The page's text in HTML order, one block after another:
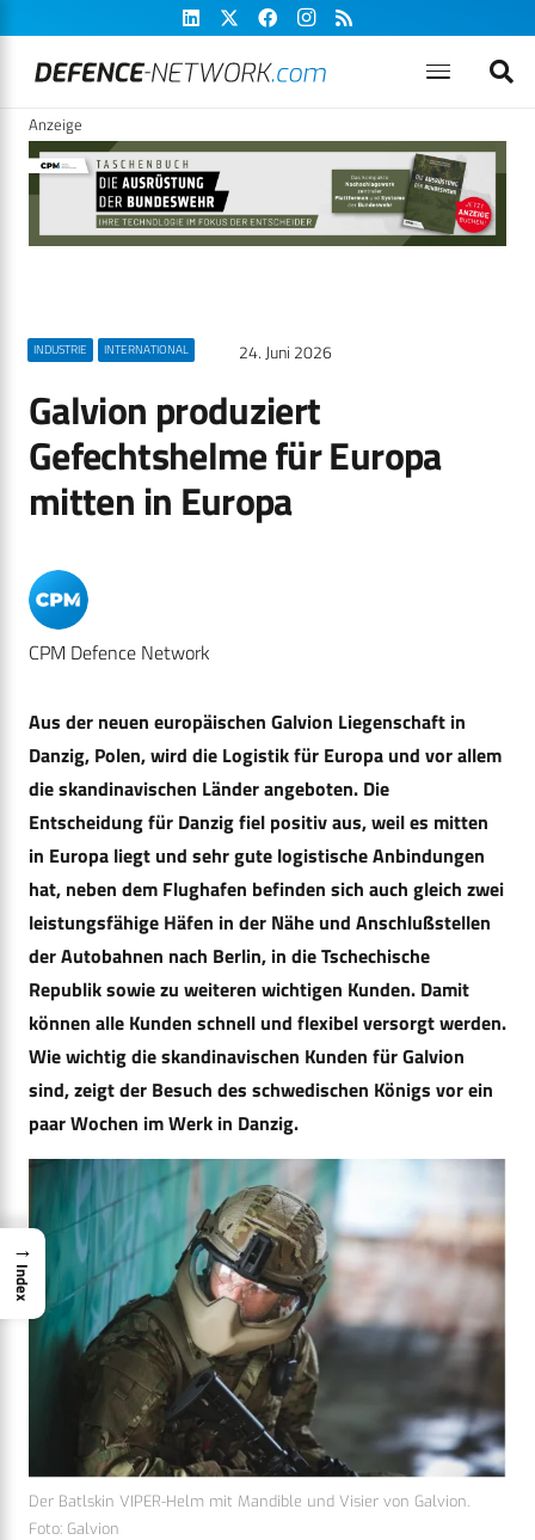
Anzeige
INDUSTRIE INTERNATIONAL 24. Juni 2026
Galvion produziert
Gefechtshelme für Europa
mitten in Europa
CPM Defence Network
Aus der neuen europäischen Galvion Liegenschaft in
Danzig, Polen, wird die Logistik für Europa und vor allem
die skandinavischen Länder angeboten. Die
Entscheidung für Danzig fiel positiv aus, weil es mitten
in Europa liegt und sehr gute logistische Anbindungen
hat, neben dem Flughafen befinden sich auch gleich zwei
leistungsfähige Häfen in der Nähe und Anschlußstellen
der Autobahnen nach Berlin, in die Tschechische
Republik sowie zu weiteren wichtigen Kunden. Damit
können alle Kunden schnell und flexibel versorgt werden.
Wie wichtig die skandinavischen Kunden für Galvion
sind, zeigt der Besuch des schwedischen Königs vor ein
paar Wochen im Werk in Danzig.
Der Batlskin VIPER-Helm mit Mandible und Visier von Galvion.
Foto: Galvion
→
Index